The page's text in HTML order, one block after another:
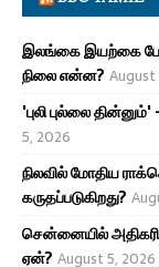
இலங்கை இயற்கை
நிலை என்ன? August
'புலி புல்லை
5, 2026
நிலவில் மோதிய
கருதப்படுகிறது?
சென்னையில்
ஏன்? August 5, 2026